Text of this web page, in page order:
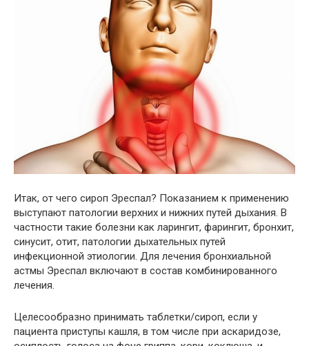
Итак, от чего сироп Эреспал? Показанием к применению
выступают патологии верхних и нижних путей дыхания. В
частности такие болезни как ларингит, фарингит, бронхит,
синусит, отит, патологии дыхательных путей
инфекционной этиологии. Для лечения бронхиальной
астмы Эреспал включают в состав комбинированного
лечения.
Целесообразно принимать таблетки/сироп, если у
пациента приступы кашля, в том числе при аскаридозе,